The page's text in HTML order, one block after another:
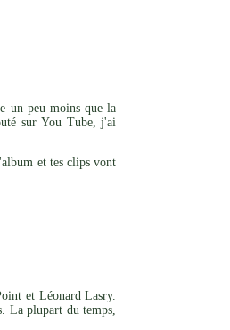
un peu moins que la
sur You Tube, j'ai
et tes clips vont
et Léonard Lasry.
La plupart du temps,